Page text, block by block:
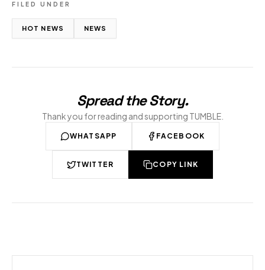
FILED UNDER
HOT NEWS NEWS
Spread the Story.
Thank you for reading and supporting TUMBLE.
WHATSAPP FACEBOOK
TWITTER COPY LINK